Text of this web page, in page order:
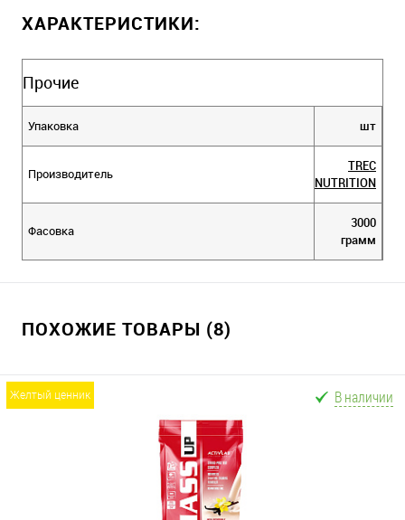
ХАРАКТЕРИСТИКИ:
Прочие
Упаковка шт
Производитель
TREC
NUTRITION
Фасовка
3000
грамм
ПОХОЖИЕ ТОВАРЫ (8)
желтый ценник В наличии